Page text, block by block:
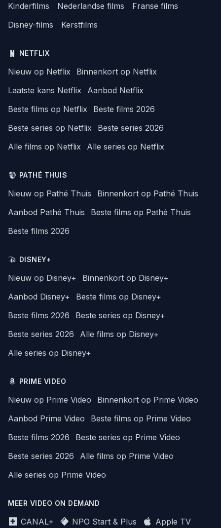
Kinderfilms
Nederlandse films
Franse films
Disney-films
Kerstfilms
NETFLIX
Nieuw op Netflix
Binnenkort op Netflix
Laatste kans Netflix
Aanbod Netflix
Beste films op Netflix
Beste films 2026
Beste series op Netflix
Beste series 2026
Alle films op Netflix
Alle series op Netflix
PATHÉ THUIS
Nieuw op Pathé Thuis
Binnenkort op Pathé Thuis
Aanbod Pathé Thuis
Beste films op Pathé Thuis
Beste films 2026
DISNEY+
Nieuw op Disney+
Binnenkort op Disney+
Aanbod Disney+
Beste films op Disney+
Beste films 2026
Beste series op Disney+
Beste series 2026
Alle films op Disney+
Alle series op Disney+
PRIME VIDEO
Nieuw op Prime Video
Binnenkort op Prime Video
Aanbod Prime Video
Beste films op Prime Video
Beste films 2026
Beste series op Prime Video
Beste series 2026
Alle films op Prime Video
Alle series op Prime Video
MEER VIDEO ON DEMAND
CANAL+ NPO Start & Plus Apple TV